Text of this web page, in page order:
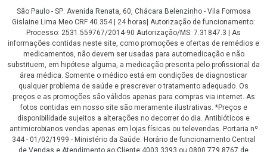
São Paulo - SP: Avenida Renata, 60, Chácara Belenzinho - Vila Formosa
Gislaine Lima Meo CRF 40.354 | 24 horas| Autorização de funcionamento:
Processo: 2531.559767/2014-90 Autorização/MS: 7.31847.3 | As
informações contidas neste site, como promoções e ofertas de remédios e
medicamentos, não devem ser usadas para automedicação e não
substituem, em hipótese alguma, a medicação prescrita pelo profissional da
área médica. Somente o médico está em condições de diagnosticar
qualquer problema de saúde e prescrever o tratamento adequado. Os
preços e as promoções são válidos apenas para compras via internet. As
fotos contidas em nosso site são meramente ilustrativas. *Preços e
disponibilidade sujeitos a alterações no decorrer do dia. Antibióticos e
antimicrobianos vendas apenas em lojas físicas ou televendas. Portaria nº
344 - 01/02/1999 - Ministério da Saúde. Horário de funcionamento Central
de Vendas e Atendimento ao Cliente 4003 3393 ou 0800 779 8767 de